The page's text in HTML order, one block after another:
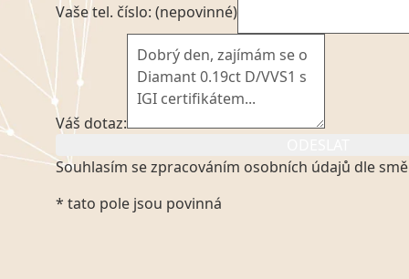
Vaše tel. číslo: (nepovinné)
Váš dotaz:
Souhlasím se zpracováním osobních údajů dle
Kliknutím na výše uvedený odkaz, v souladu se
platném znění výslovně souhlasím se zpracováním
* tato pole jsou povinná